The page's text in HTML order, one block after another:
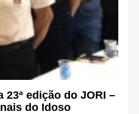
23ª edição do JORI –
do Idoso